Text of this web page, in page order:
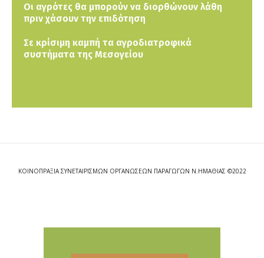
Οι αγρότες θα μπορούν να διορθώνουν λάθη
πριν χάσουν την επιδότηση
Σε κρίσιμη καμπή τα αγροδιατροφικά
συστήματα της Μεσογείου
ΚΟΙΝΟΠΡΑΞΙΑ ΣΥΝΕΤΑΙΡΙΣΜΩΝ ΟΡΓΑΝΩΣΕΩΝ ΠΑΡΑΓΩΓΩΝ Ν.ΗΜΑΘΙΑΣ ©2022